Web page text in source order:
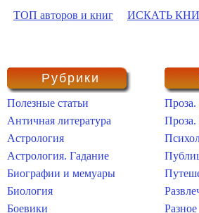
ТОП авторов и книг ИСКАТЬ
Рубрики
Полезные статьи
Античная литература
Астрология
Астрология. Гадание
Биографии и мемуары
Биология
Боевики
Проза.
Проза.
Разное